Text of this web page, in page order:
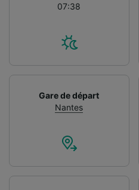
07:38
Gare de départ
Nantes